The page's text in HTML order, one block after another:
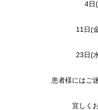
4日
11日(
23日(
患者様にはご
宜しく